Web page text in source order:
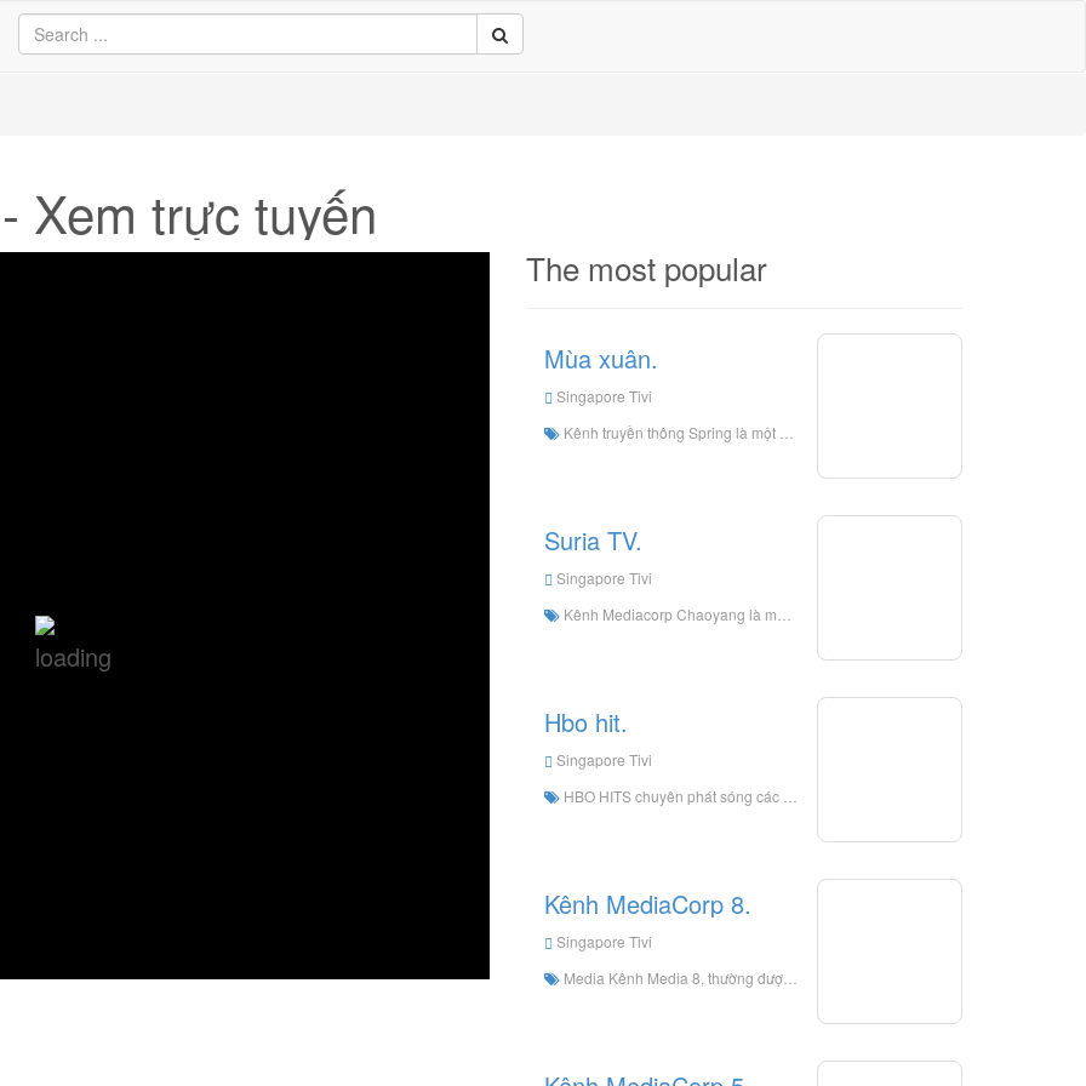
Xem trực tuyến
The most popular
Mùa xuân.
Singapore Tivi
Kênh truyền thông Spring là một kênh truyền hình Tamil Singapore, chủ yếu dành cho khán giả Ấn Độ
Suria TV.
Singapore Tivi
Kênh Mediacorp Chaoyang là một kênh ngôn ngữ tiếng Malay của MediaMedia TV
Hbo hit.
Singapore Tivi
HBO HITS chuyên phát sóng các sản phẩm lớn và các bộ phim Hollywood phổ biến với sự tham gia của các siêu sao và giám đốc nổi tiếng.
Kênh MediaCorp 8.
Singapore Tivi
Media Kênh Media 8, thường được gọi là Kênh Eight, là một kênh giải trí tích hợp ngôn ngữ Trung Quốc thuộc sở hữu của Sở Truyền hình New Media Pte Ltd. Đây cũng là kênh truyền hình đầu tiên của Singapore với chủ yếu là phát sóng Trung Quốc